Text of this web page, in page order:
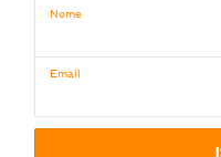
Nome
Email